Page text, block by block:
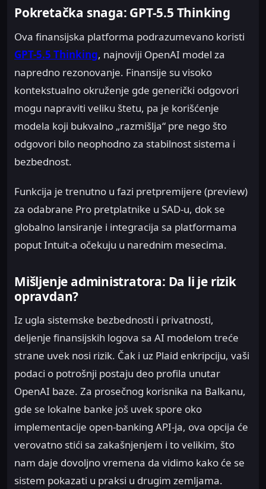
Pokretačka snaga: GPT-5.5 Thinking
Ova finansijska platforma podrazumevano koristi
GPT-5.5 Thinking, najnoviji OpenAI model za
napredno rezonovanje. Finansije su visoko
kontekstualno okruženje gde generički odgovori
mogu napraviti veliku štetu, pa je korišćenje
modela koji bukvalno „razmišlja“ pre nego što
odgovori bilo neophodno za stabilnost sistema i
bezbednost.
Funkcija je trenutno u fazi pretpremijere (preview)
za odabrane Pro pretplatnike u SAD-u, dok se
globalno lansiranje i integracija sa platformama
poput Intuit-a očekuju u narednim mesecima.
Mišljenje administratora: Da li je rizik
opravdan?
Iz ugla sistemske bezbednosti i privatnosti,
deljenje finansijskih logova sa AI modelom treće
strane uvek nosi rizik. Čak i uz Plaid enkripciju, vaši
podaci o potrošnji postaju deo profila unutar
OpenAI baze. Za prosečnog korisnika na Balkanu,
gde se lokalne banke još uvek spore oko
implementacije open-banking API-ja, ova opcija će
verovatno stići sa zakašnjenjem i to velikim, što
nam daje dovoljno vremena da vidimo kako će se
sistem pokazati u praksi u drugim zemljama.